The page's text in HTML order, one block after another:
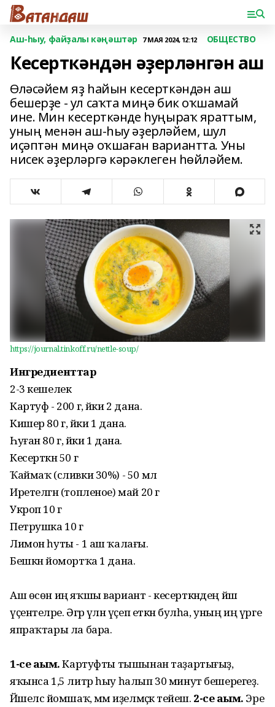
Аш-һыу, файҙалы кәңәштәр 7 МАЯ 2024, 12:12 ОБЩЕСТВО
Кесерткәндән әҙерләнгән аш
Өләсәйем яҙ һайын кесерткәндән аш
бешерҙе - ул саҡта миңә бик оҡшамай
ине. Мин кесерткәнде һуңыраҡ яраттым,
уның менән аш-һыу әҙерләйем, шул
иҫәптән миңә оҡшаған вариантта. Уны
нисек әҙерләргә кәрәклеген һөйләйем.
https://journal.tinkoff.ru/nettle-soup/
Ингредиенттар
2-3 кешелек
Картуф - 200 г, йәки 2 дана.
Кишер 80 г, йәки 1 дана.
Һуған 80 г, йәки 1 дана.
Кесерткән 50 г
Ҡаймаҡ (сливки 30%) - 50 мл
Иретелгән (топленое) май 20 г
Укроп 10 г
Петрушка 10 г
Лимон һуты - 1 аш ҡалағы.
Бешкән йомортҡа 1 дана.
Аш өсөн иң яҡшы вариант - кесерткәндең йәш
үҫентеләре. Әгәр үлән үҫеп еткән булһа, уның иң үрге
япраҡтары ла бара.
1-се аҙым.Картуфты тышынан таҙартығыҙ,
яҡынса 1,5 литр һыу һалып 30 минут бешерегеҙ.
Йәшелсә йомшаҡ, әммә иҙелмәҫкә тейеш. 2-се аҙым. Эре